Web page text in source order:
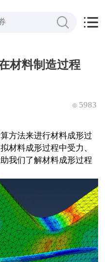
材料制造过程
5983
方法来进行材料成形过
材料成形过程中受力、
我们了解材料成形过程